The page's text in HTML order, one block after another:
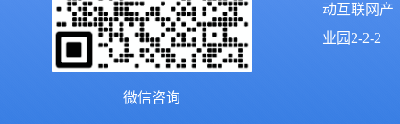
微信咨询
动互联网产
业园2-2-2